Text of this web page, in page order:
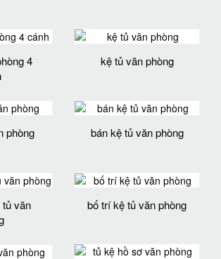
4
kệ tủ văn phòng
phòng bán kệ tủ văn phòng
văn
bố trí kệ tủ văn phòng